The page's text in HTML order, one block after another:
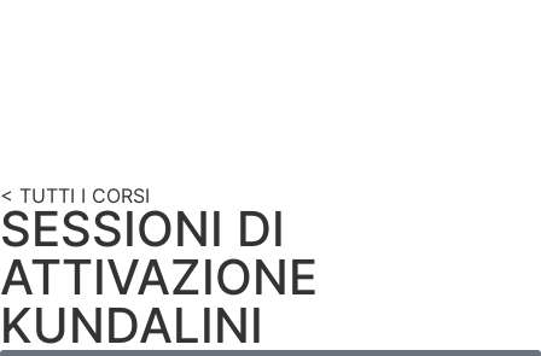
< TUTTI I CORSI
SESSIONI DI
ATTIVAZIONE
KUNDALINI